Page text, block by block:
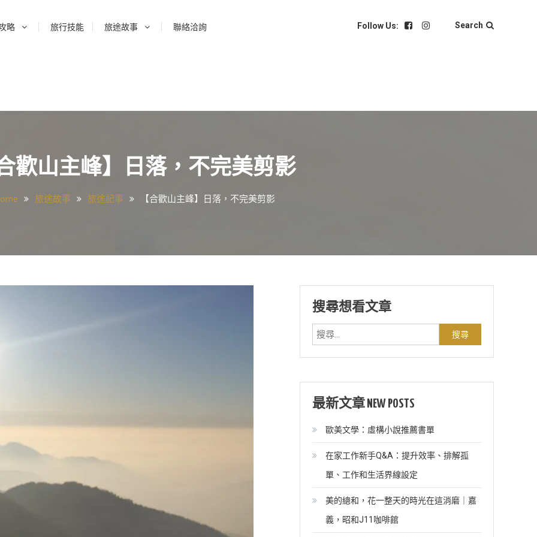
略 旅行技能 旅途故事 聯絡洽詢 Follow Us: Search
歡山主峰】日落，不完美剪影
旅途故事 旅途記事 【合歡山主峰】日落，不完美剪影
搜尋想看文章
尋
鍵
最新文章 NEW POSTS
歐美文學：虛構小說推薦書單
在家工作新手Q&A：提升效率、排解孤
單、工作和生活界線設定
美的總和，花一整天的時光在這消磨｜嘉
義，昭和J11咖啡館